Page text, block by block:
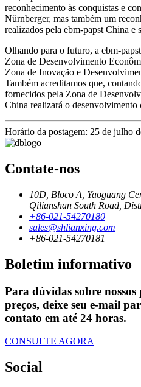
reconhecimento às conquistas e
Nürnberger, mas também um
realizados pela ebm‑papst China e
Olhando para o futuro, a
Zona de Desenvolvimento
Zona de Inovação e
Também acreditamos que,
fornecidos pela Zona de
China realizará o desenvolvimento
Horário da postagem: 25 de julho
Contate-nos
10D, Bloco A, Yaoguang
Qilianshan South Road,
+86-021-54270180
sales@shlianxing.com
+86-021-54270181
Boletim informativo
Para dúvidas sobre
preços, deixe seu e-mail
contato em até 24 horas.
CONSULTE AGORA
Social